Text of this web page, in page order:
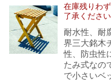
在庫残りわ
了承ください
耐水性、耐
界三大銘木
性、防虫性
たみ式なの
で小さいベ